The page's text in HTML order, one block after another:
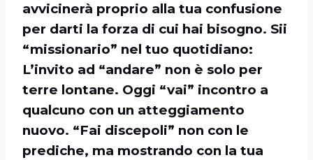
avvicinerà proprio alla tua confusione
per darti la forza di cui hai bisogno. Sii
“missionario” nel tuo quotidiano:
L’invito ad “andare” non è solo per
terre lontane. Oggi “vai” incontro a
qualcuno con un atteggiamento
nuovo. “Fai discepoli” non con le
prediche, ma mostrando con la tua